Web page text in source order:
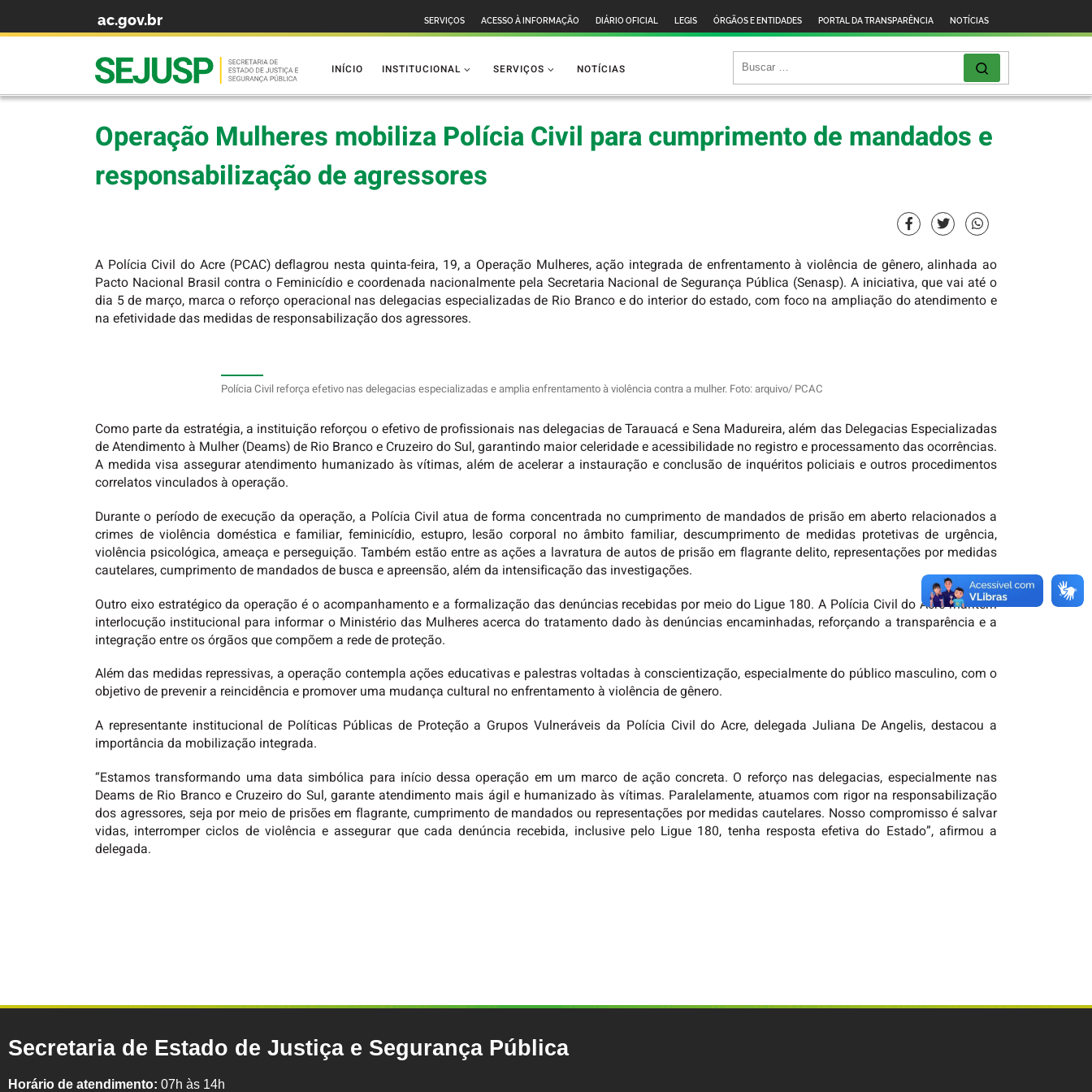
ac.gov.br SERVIÇOS ACESSO À INFORMAÇÃO DIÁRIO OFICIAL LEGIS ÓRGÃOS E ENTIDADES PORTAL DA TRANSPARÊNCIA NOTÍCIAS
INÍCIO INSTITUCIONAL SERVIÇOS NOTÍCIAS
Operação Mulheres mobiliza Polícia Civil para cumprimento de mandados e
responsabilização de agressores
A Polícia Civil do Acre (PCAC) deflagrou nesta quinta-feira, 19, a Operação Mulheres, ação integrada de enfrentamento à violência de gênero, alinhada ao
Pacto Nacional Brasil contra o Feminicídio e coordenada nacionalmente pela Secretaria Nacional de Segurança Pública (Senasp). A iniciativa, que vai até o
dia 5 de março, marca o reforço operacional nas delegacias especializadas de Rio Branco e do interior do estado, com foco na ampliação do atendimento e
na efetividade das medidas de responsabilização dos agressores.
Polícia Civil reforça efetivo nas delegacias especializadas e amplia enfrentamento à violência contra a mulher. Foto: arquivo/ PCAC
Como parte da estratégia, a instituição reforçou o efetivo de profissionais nas delegacias de Tarauacá e Sena Madureira, além das Delegacias Especializadas
de Atendimento à Mulher (Deams) de Rio Branco e Cruzeiro do Sul, garantindo maior celeridade e acessibilidade no registro e processamento das ocorrências.
A medida visa assegurar atendimento humanizado às vítimas, além de acelerar a instauração e conclusão de inquéritos policiais e outros procedimentos
correlatos vinculados à operação.
Durante o período de execução da operação, a Polícia Civil atua de forma concentrada no cumprimento de mandados de prisão em aberto relacionados a
crimes de violência doméstica e familiar, feminicídio, estupro, lesão corporal no âmbito familiar, descumprimento de medidas protetivas de urgência,
violência psicológica, ameaça e perseguição. Também estão entre as ações a lavratura de autos de prisão em flagrante delito, representações por medidas
cautelares, cumprimento de mandados de busca e apreensão, além da intensificação das investigações.
Outro eixo estratégico da operação é o acompanhamento e a formalização das denúncias recebidas por meio do Ligue 180. A Polícia Civil do Acre mantém
interlocução institucional para informar o Ministério das Mulheres acerca do tratamento dado às denúncias encaminhadas, reforçando a transparência e a
integração entre os órgãos que compõem a rede de proteção.
Além das medidas repressivas, a operação contempla ações educativas e palestras voltadas à conscientização, especialmente do público masculino, com o
objetivo de prevenir a reincidência e promover uma mudança cultural no enfrentamento à violência de gênero.
A representante institucional de Políticas Públicas de Proteção a Grupos Vulneráveis da Polícia Civil do Acre, delegada Juliana De Angelis, destacou a
importância da mobilização integrada.
“Estamos transformando uma data simbólica para início dessa operação em um marco de ação concreta. O reforço nas delegacias, especialmente nas
Deams de Rio Branco e Cruzeiro do Sul, garante atendimento mais ágil e humanizado às vítimas. Paralelamente, atuamos com rigor na responsabilização
dos agressores, seja por meio de prisões em flagrante, cumprimento de mandados ou representações por medidas cautelares. Nosso compromisso é salvar
vidas, interromper ciclos de violência e assegurar que cada denúncia recebida, inclusive pelo Ligue 180, tenha resposta efetiva do Estado”, afirmou a
delegada.
Secretaria de Estado de Justiça e Segurança Pública
Horário de atendimento: 07h às 14h